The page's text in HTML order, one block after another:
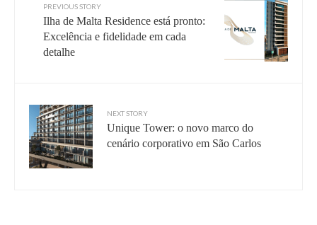
PREVIOUS STORY
Ilha de Malta Residence está pronto:
Excelência e fidelidade em cada
detalhe
NEXT STORY
Unique Tower: o novo marco do
cenário corporativo em São Carlos